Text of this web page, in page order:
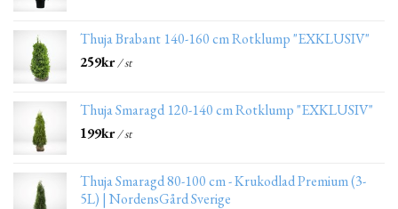
Thuja Brabant 140-160 cm Rotklump "EXKLUSIV"
259kr/ st
Thuja Smaragd 120-140 cm Rotklump "EXKLUSIV"
199kr/ st
Thuja Smaragd 80-100 cm - Krukodlad Premium (3-
5L) | NordensGård Sverige